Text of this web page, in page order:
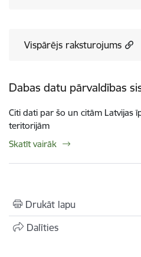
Vispārējs raksturojums
Dabas datu pārvaldības
Citi dati par šo un citām Latvijas
teritorijām
Skatīt vairāk
Drukāt lapu
Dalīties